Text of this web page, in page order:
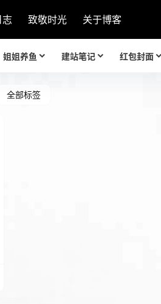
志 致敬时光 关于博客
姐姐养鱼 建站笔记 红包封面
全部标签